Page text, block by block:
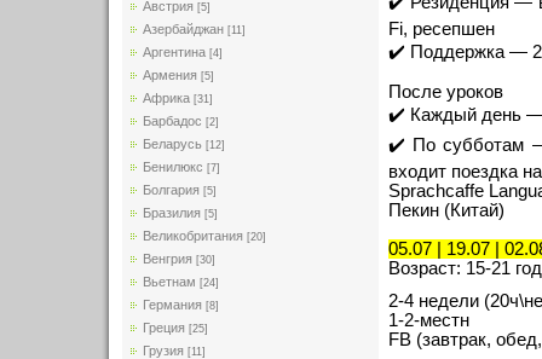
Австрия [5]
Азербайджан [11]
Аргентина [4]
Армения [5]
Африка [31]
Барбадос [2]
Беларусь [12]
Бенилюкс [7]
Болгария [5]
Бразилия [5]
Великобритания [20]
Венгрия [30]
Вьетнам [24]
Германия [8]
Греция [25]
Грузия [11]
Fi, ресепшен
✔️ Поддержка —
После уроков
✔️ Каждый день —
✔️ По субботам —
входит поездка
Sprachcaffe
Пекин (Китай)
05.07 | 19.07 |
Возраст: 15-21 год
2-4 недели
1-2-местн
FB (завтрак,